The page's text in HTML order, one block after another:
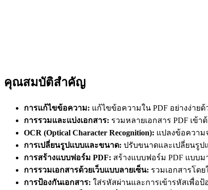
คุณสมบัติสำคัญ
การแก้ไขข้อความ: แก้ไขข้อความใน PDF อย่างง่าย
การรวมและแบ่งเอกสาร: รวมหลายเอกสาร PDF เข้
OCR (Optical Character Recognition): แปลงข้อความ
การเปลี่ยนรูปแบบและขนาด: ปรับขนาดและเปลี่ยนรูป
การสร้างแบบฟอร์ม PDF: สร้างแบบฟอร์ม PDF แบบ
การรวมเอกสารด้วยเว็บแบบลายเซ็น: รวมเอกสารโด
การป้องกันเอกสาร: ใส่รหัสผ่านและการเข้ารหัสเพื่อป้